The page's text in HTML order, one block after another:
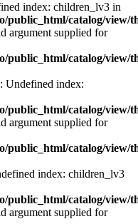
index: children_lv3 in
public_html/catalog/view/
argument supplied for
public_html/catalog/view/
: Undefined index:
public_html/catalog/view/
argument supplied for
public_html/catalog/view/
index: children_lv3
public_html/catalog/view/
argument supplied for